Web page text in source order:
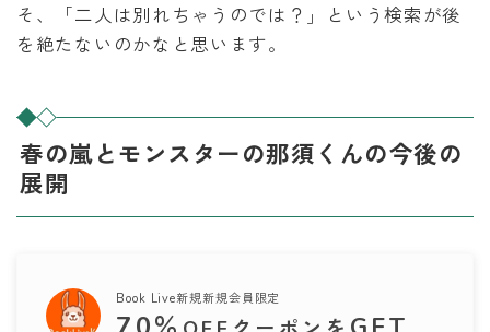
そ、「二人は別れちゃうのでは？」という検索が後
を絶たないのかなと思います。
春の嵐とモンスターの那須くんの今後の
展開
Book Live新規新規会員限定